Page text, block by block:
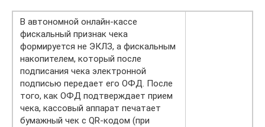
В автономной онлайн-кассе
фискальный признак чека
формируется не ЭКЛЗ, а фискальным
накопителем, который после
подписания чека электронной
подписью передает его ОФД. После
того, как ОФД подтверждает прием
чека, кассовый аппарат печатает
бумажный чек с QR-кодом (при